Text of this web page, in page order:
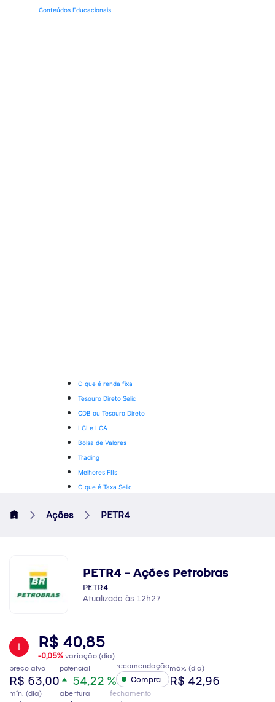
Conteúdos Educacionais
O que é renda fixa
Tesouro Direto Selic
CDB ou Tesouro Direto
LCI e LCA
Bolsa de Valores
Trading
Melhores FIIs
O que é Taxa Selic
Ações PETR4
PETR4 – Ações Petrobras
PETR4
Atualizado às 12h27
R$ 40,85
-0,05% variação (dia)
preço alvo
R$ 63,00
potencial
54,22 %
recomendação
Compra
máx. (dia)
R$ 42,96
mín. (dia) abertura fechamento